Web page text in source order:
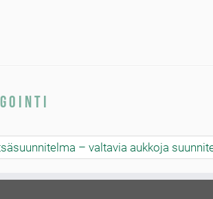
– valtavia aukkoja